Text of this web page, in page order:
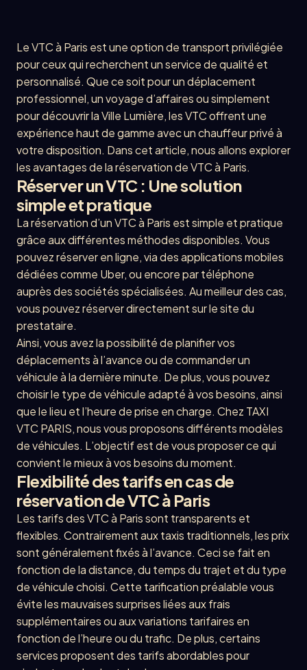
Le VTC à Paris est une option de transport privilégiée
pour ceux qui recherchent un service de qualité et
personnalisé. Que ce soit pour un déplacement
professionnel, un voyage d’affaires ou simplement
pour découvrir la Ville Lumière, les VTC offrent une
expérience haut de gamme avec un chauffeur privé à
votre disposition. Dans cet article, nous allons explorer
les avantages de la réservation de VTC à Paris.
Réserver un VTC : Une solution
simple et pratique
La réservation d’un VTC à Paris est simple et pratique
grâce aux différentes méthodes disponibles. Vous
pouvez réserver en ligne, via des applications mobiles
dédiées comme Uber, ou encore par téléphone
auprès des sociétés spécialisées. Au meilleur des cas,
vous pouvez réserver directement sur le site du
prestataire.
Ainsi, vous avez la possibilité de planifier vos
déplacements à l’avance ou de commander un
véhicule à la dernière minute. De plus, vous pouvez
choisir le type de véhicule adapté à vos besoins, ainsi
que le lieu et l’heure de prise en charge. Chez TAXI
VTC PARIS, nous vous proposons différents modèles
de véhicules. L’objectif est de vous proposer ce qui
convient le mieux à vos besoins du moment.
Flexibilité des tarifs en cas de
réservation de VTC à Paris
Les tarifs des VTC à Paris sont transparents et
flexibles. Contrairement aux taxis traditionnels, les prix
sont généralement fixés à l’avance. Ceci se fait en
fonction de la distance, du temps du trajet et du type
de véhicule choisi. Cette tarification préalable vous
évite les mauvaises surprises liées aux frais
supplémentaires ou aux variations tarifaires en
fonction de l’heure ou du trafic. De plus, certains
services proposent des tarifs abordables pour